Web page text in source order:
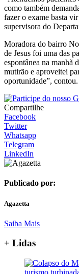
como também
fazer o exame basta
supervisora do
Moradora do bairro
de Jesus foi uma das
espontânea na manhã
mutirão e aproveitei
oportunidade”, contou.
Compartilhe
Facebook
Twitter
Whatsapp
Telegram
LinkedIn
Publicado por:
Agazetta
Saiba Mais
+ Lidas